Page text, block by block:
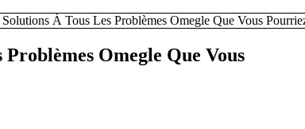
À Tous Les Problèmes Omegle Que Vous
Omegle Que Vous